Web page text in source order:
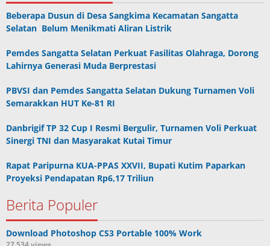
Beberapa Dusun di Desa Sangkima Kecamatan Sangatta
Selatan Belum Menikmati Aliran Listrik
Pemdes Sangatta Selatan Perkuat Fasilitas Olahraga, Dorong
Lahirnya Generasi Muda Berprestasi
PBVSI dan Pemdes Sangatta Selatan Dukung Turnamen Voli
Semarakkan HUT Ke-81 RI
Danbrigif TP 32 Cup I Resmi Bergulir, Turnamen Voli Perkuat
Sinergi TNI dan Masyarakat Kutai Timur
Rapat Paripurna KUA-PPAS XXVII, Bupati Kutim Paparkan
Proyeksi Pendapatan Rp6,17 Triliun
Berita Populer
Download Photoshop CS3 Portable 100% Work